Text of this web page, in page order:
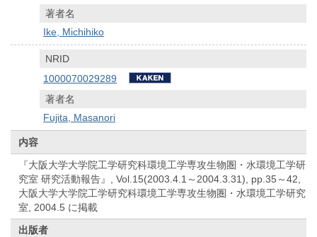
著者名
Ike, Michihiko
NRID
1000070029289
著者名
Fujita, Masanori
内容
『大阪大学大学院工学研究科環境工学専攻生物圏・水環境工学研
究室 研究活動報告』, Vol.15(2003.4.1～2004.3.31), pp.35～42,
大阪大学大学院工学研究科環境工学専攻生物圏・水環境工学研究
室, 2004.5 に掲載
出版者